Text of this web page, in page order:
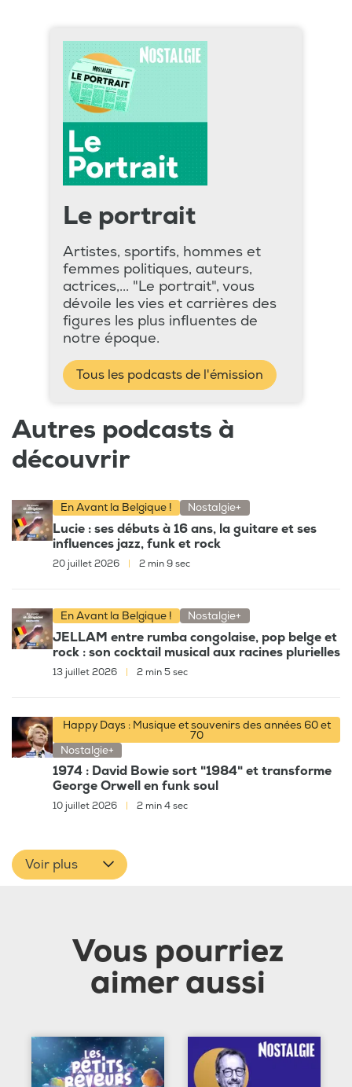
Le portrait
Artistes, sportifs, hommes et
femmes politiques, auteurs,
actrices,... "Le portrait", vous
dévoile les vies et carrières des
figures les plus influentes de
notre époque.
Tous les podcasts de l'émission
Autres podcasts à
découvrir
En Avant la Belgique ! Nostalgie+
Lucie : ses débuts à 16 ans, la guitare et ses
influences jazz, funk et rock
20 juillet 2026 2 min 9 sec
En Avant la Belgique ! Nostalgie+
JELLAM entre rumba congolaise, pop belge et
rock : son cocktail musical aux racines plurielles
13 juillet 2026 2 min 5 sec
Happy Days : Musique et souvenirs des années 60 et
70
Nostalgie+
1974 : David Bowie sort "1984" et transforme
George Orwell en funk soul
10 juillet 2026 2 min 4 sec
Voir plus
Vous pourriez
aimer aussi